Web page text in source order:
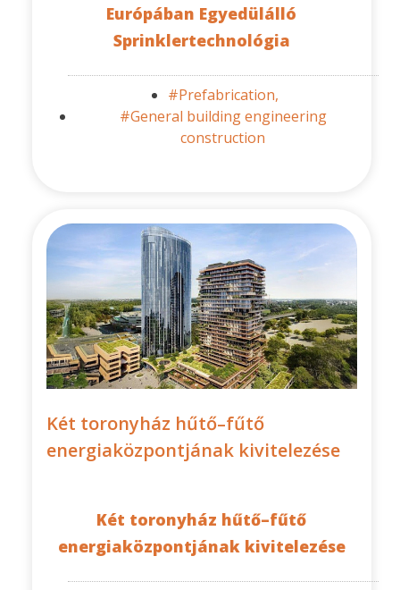
Európában Egyedülálló
Sprinklertechnológia
#Prefabrication,
#General building engineering
construction
Két toronyház hűtő–fűtő
energiaközpontjának kivitelezése
Két toronyház hűtő–fűtő
energiaközpontjának kivitelezése